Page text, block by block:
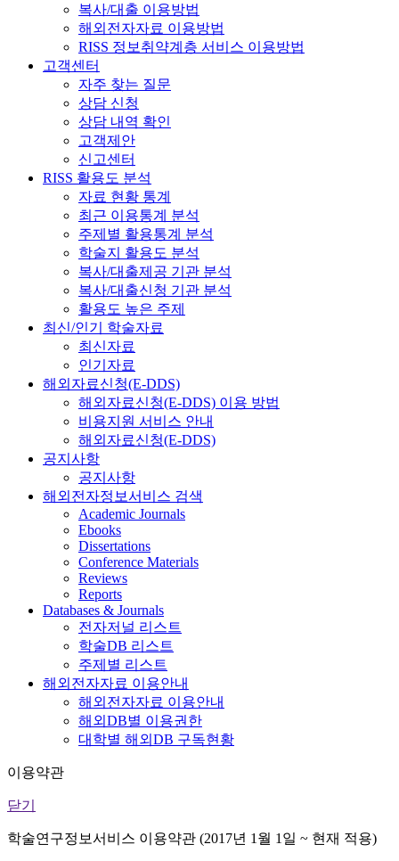
복사/대출 이용방법
해외전자자료 이용방법
RISS 정보취약계층 서비스 이용방법
고객센터
자주 찾는 질문
상담 신청
상담 내역 확인
고객제안
신고센터
RISS 활용도 분석
자료 현황 통계
최근 이용통계 분석
주제별 활용통계 분석
학술지 활용도 분석
복사/대출제공 기관 분석
복사/대출신청 기관 분석
활용도 높은 주제
최신/인기 학술자료
최신자료
인기자료
해외자료신청(E-DDS)
해외자료신청(E-DDS) 이용 방법
비용지원 서비스 안내
해외자료신청(E-DDS)
공지사항
공지사항
해외전자정보서비스 검색
Academic Journals
Ebooks
Dissertations
Conference Materials
Reviews
Reports
Databases & Journals
전자저널 리스트
학술DB 리스트
주제별 리스트
해외전자자료 이용안내
해외전자자료 이용안내
해외DB별 이용권한
대학별 해외DB 구독현황
이용약관
닫기
학술연구정보서비스 이용약관 (2017년 1월 1일 ~ 현재 적용)